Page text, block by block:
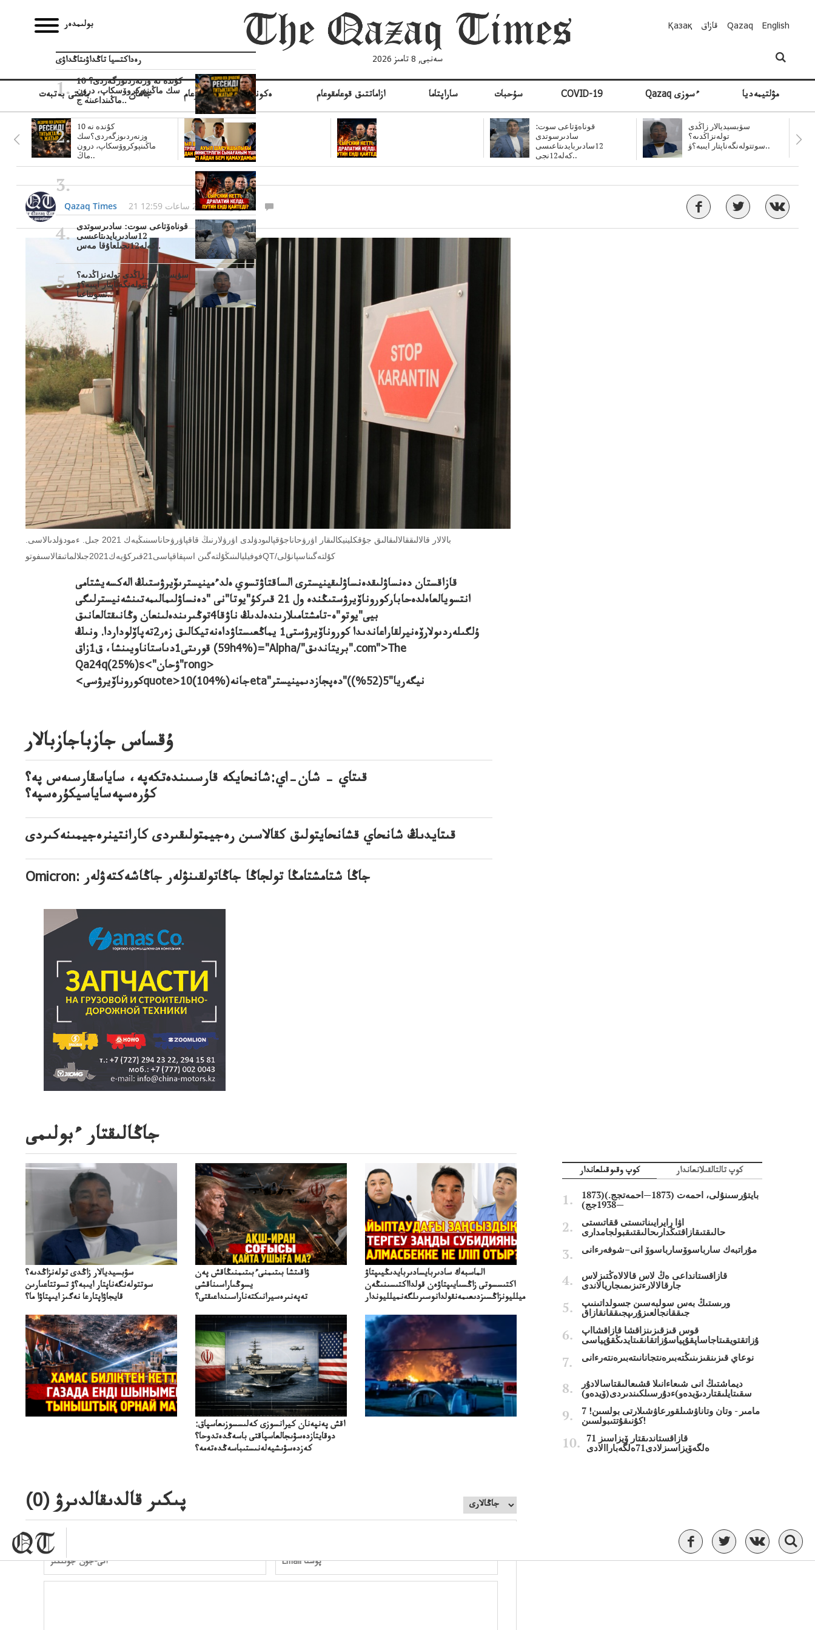
بولىمدەر
سەنبى, 8 تامىز 2026
Қазақ قازاق Qazaq English
باستى بەتبەت جاھان قوعام ەكونوميكا ازاماتتىق قوعامقوعام ساراپتاما سۇحبات COVID-19 Qazaq ءسوزى مۋلتيمەديا
10 كۇندە نە
وزنەردىوزگەردى؟سك
ماڭىنپوكروۆسكاپ، درون
ماڭ..
قوناەۆتاعى سوت:
سادىرسوتدى
12سادىربايدىتاعىسى
كەلە12نجى..
سۋبسيديالار زاڭدى
تولەنزاڭدىە؟
سوتتولەنگەناپتار ايىبە؟ۋ..
Qazaq Times 21 قىركۇيەك, 2021 ساعات 12:59
بالالار قالالىققالالىقالىق جۇقكلينيكالىقار اۋرۋحاناجۇقپالىودۋلدى اۋرۋلارنىڭ قاقپاۋرۋحاناسىنىڭيەك 2021 جىل. ءمودۋلدىالاسى.
فوفيليالىنىڭۇلتەگىن اسپقاقپاسى21قىركۇيەك2021جىلالماتىقالاسىفوتوQT/كۇلتەگىناسپانۇلى
قازاقستان دەنساۋلىقدەنساۋلىقينيسترى الساقتاۋتسوي ەلدءمينيسترىۆيرۋستىڭ الەكسەيشتامى
انتسويالعاەلدەحاباركوروناۆيرۋستىڭندە ول 21 قىركۇ"يوتا"نى
"دەنساۋلىمالىمەتىنشەنيسترلىگى
بيى"يوتو"ە-تامشتامىلارىندەلدىڭ ناۋقا4توڭىرىندەلىنعان وڭانىقتالعانىق
ۇلگىلەردىولارۆەنيرلقاراعاندىدا كوروناۆيرۋستى1 يماڭعىستاۋداەنەتيكالىق زەر2تەپاۆلوداردا. ونىڭ
قورىتى1دىاستاناويىنشا، ق1زاق (59h4%)="Alpha/"بريتاندىق".com">The
Qa24q(25%)s<"ۋحان"rong>
<كوروناۆيرۋسىquote>10(104%)جانەeta"نيگەريا"5(52%))"دەپجازدىمينيستر
ۇقساس جازباجازبالار
قىتاي – شان–اي:شانحايكە قارسىىندەتكەپە، ساياسقارسىەس پە؟
كۇرەسپەساياسيكۇرەسپە؟
قىتايدىڭ شانحاي قشانحايتولىق كقالاسىن رەجيمتولىقىردى كارانتينرەجيمىنەكىردى
Omicron: جاڭا شتامشتامڭا تولجاڭا جاڭاتولقىنۋلەر جاڭاشەكتەۋلەر
رەداكتسيا تاڭداۋىتاڭداۋى
10 كۇندە نە وزنەردىوزگەردى؟
سك ماڭىنپوكروۆسكاپ، درون
ماڭىنداعىنە ج..
قوناەۆتاعى سوت: سادىرسوتدى
12سادىربايدىتاعىسى
كەلە12نجىلعاۇقا مەس..
سۋبسيديالار زاڭدى تولەنزاڭدىە؟
سوتتولەنگەناپتار ايىبە؟ۋ
تسوتتاعىا..
جاڭالىقتار ءبولىمى
سۋبسيديالار زاڭدى تولەنزاڭدىە؟
سوتتولەنگەناپتار ايىبە؟ۋ تسوتتاعىارىن
قايجاۋاپتارعا نەگىز ايىپتاۋا ما؟
ۋاقىتشا بىتىمنىءبىتىمنىڭاقش پەن
يسوڭىاراسىناقشى
تەپەنىرەسيرانىكتەناراسىنداعىقتى؟
الماسبەك سادىربايسادىربايدىڭيىپتاۋ
اكتىسسوتى زاڭسىايىپتاۋەن قولدااكتىسىنىڭەن
ميلليونزاڭسىزدىعىمەنقولدانوسىرىلگەنميلليوندار
اقش پەنپەنان كيرانسوزى كەلىسسوزىعاسپاق:
دوقايتازدەسۋىجالعاسپاقتى باسەڭدەتدوحا؟
كەزدەسۋىشيەلەنىستىباسەڭدەتەمە؟
پىكىر قالدىقالدىرۋ (0
)
كوپ وقىوقىلعاندار كوپ تالتالقىلانعاندار
بايتۇرسىنۇلى، احمەت (1873—احمەتجج.)(1873
—1938جج)
اۋا رايرايىناتىستى ققاتىستى
حالىقتىقازاقتىڭدارىحالىقتىقبولجامدارى
مۇراتبەك سارباسوۆسارباسوۆ انى–شوفەرءانى
قازاقستانداعى ەڭ لاس قالالاەڭتىزلاس
جارقالالارءتىزىمىجاريالاندى
ورىستىڭ بەس سولبەسىن جسولداتىنىپ
جىققانجالعىزۇرىپجىققانقازاق
قوس قىزقىزىنزاقشا قازاقشااپ
ۇزاتقتويقىتاجاساپقۇپياسۇزاتقانقىتايدىڭقۇپياسى
نوعاي قىزىنقىزىنىڭتەبىرەنتجانانىتەبىرەنتەرءانى
ديماشتىڭ انى شىعاءانىلا قشىعالىقتاسالادۇر
سقىتايلىقتاردىۆيدەو)ءدۇرسىلكىندىردى(ۆيدەو)
7 مامىر - وتان وتاناۋشىلقورعاۋشىلارتى بولسىن!
كۇنىقۇتتىبولسىن!
قازاقستاندىقتار ۆيزاسىز 71
ەلگەۆيزاسىزلادى71ەلگەباراالادى